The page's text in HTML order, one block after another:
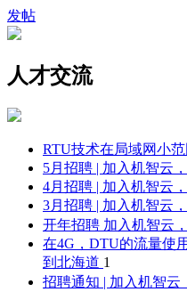
发帖
人才交流
RTU技术在局域网小
5月招聘 | 加入机智云
4月招聘 | 加入机智云
3月招聘 | 加入机智云
开年招聘 加入机智云
在4G，DTU的流量使
到北海道 1
招聘通知 | 加入机智云